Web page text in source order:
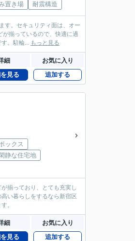
置き場 耐震構造
す。セキュリティ面は、オー
が揃っているので、快適に過
。駐輪... もっと見る
細 お気に入り
見る 追加する
ックス
閑静な住宅地
揃っており、とても充実し
い暮らしをするなら新宿区
。
細 お気に入り
見る 追加する